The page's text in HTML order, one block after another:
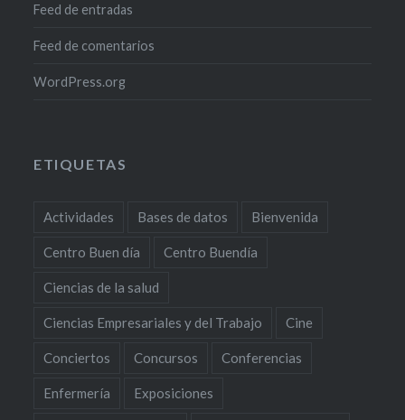
Feed de entradas
Feed de comentarios
WordPress.org
ETIQUETAS
Actividades Bases de datos Bienvenida
Centro Buen día Centro Buendía
Ciencias de la salud
Ciencias Empresariales y del Trabajo Cine
Conciertos Concursos Conferencias
Enfermería Exposiciones